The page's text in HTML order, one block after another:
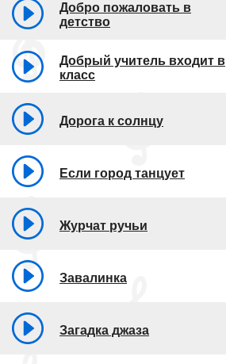
Добро пожаловать в
детство
Добрый учитель входит в
класс
Дорога к солнцу
Если город танцует
Журчат ручьи
Завалинка
Загадка джаза